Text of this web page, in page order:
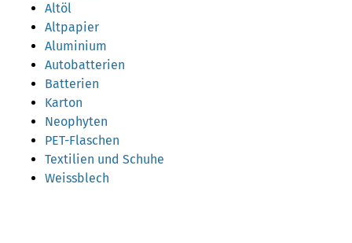
Altöl
Altpapier
Aluminium
Autobatterien
Batterien
Karton
Neophyten
PET-Flaschen
Textilien und Schuhe
Weissblech